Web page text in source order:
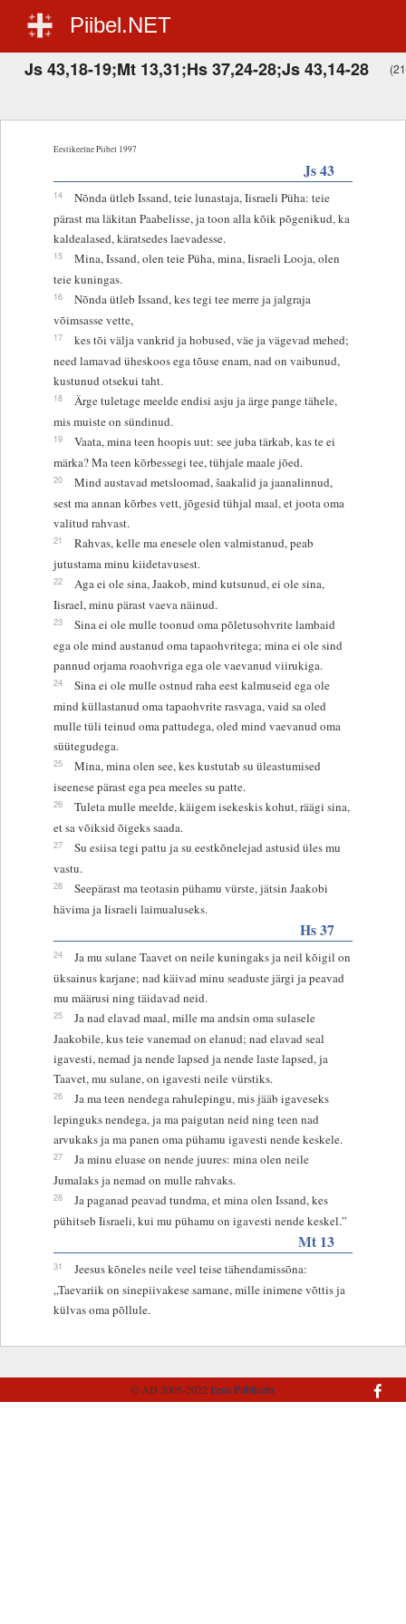
Piibel.NET
Js 43,18-19;Mt 13,31;Hs 37,24-28;Js 43,14-28
Eestikeelne Piibel 1997
Js 43
14
Nõnda ütleb Issand, teie lunastaja, Iisraeli Püha: teie
pärast ma läkitan Paabelisse, ja toon alla kõik põgenikud, ka
kaldealased, käratsedes laevadesse.
15
Mina, Issand, olen teie Püha, mina, Iisraeli Looja, olen
teie kuningas.
16
Nõnda ütleb Issand, kes tegi tee merre ja jalgraja
võimsasse vette,
17
kes tõi välja vankrid ja hobused, väe ja vägevad mehed;
need lamavad üheskoos ega tõuse enam, nad on vaibunud,
kustunud otsekui taht.
18
Ärge tuletage meelde endisi asju ja ärge pange tähele,
mis muiste on sündinud.
19
Vaata, mina teen hoopis uut: see juba tärkab, kas te ei
märka? Ma teen kõrbessegi tee, tühjale maale jõed.
20
Mind austavad metsloomad, šaakalid ja jaanalinnud,
sest ma annan kõrbes vett, jõgesid tühjal maal, et joota oma
valitud rahvast.
21
Rahvas, kelle ma enesele olen valmistanud, peab
jutustama minu kiidetavusest.
22
Aga ei ole sina, Jaakob, mind kutsunud, ei ole sina,
Iisrael, minu pärast vaeva näinud.
23
Sina ei ole mulle toonud oma põletusohvrite lambaid
ega ole mind austanud oma tapaohvritega; mina ei ole sind
pannud orjama roaohvriga ega ole vaevanud viirukiga.
24
Sina ei ole mulle ostnud raha eest kalmuseid ega ole
mind küllastanud oma tapaohvrite rasvaga, vaid sa oled
mulle tüli teinud oma pattudega, oled mind vaevanud oma
süütegudega.
25
Mina, mina olen see, kes kustutab su üleastumised
iseenese pärast ega pea meeles su patte.
26
Tuleta mulle meelde, käigem isekeskis kohut, räägi sina,
et sa võiksid õigeks saada.
27
Su esiisa tegi pattu ja su eestkõnelejad astusid üles mu
vastu.
28
Seepärast ma teotasin pühamu vürste, jätsin Jaakobi
hävima ja Iisraeli laimualuseks.
Hs 37
24
Ja mu sulane Taavet on neile kuningaks ja neil kõigil on
üksainus karjane; nad käivad minu seaduste järgi ja peavad
mu määrusi ning täidavad neid.
25
Ja nad elavad maal, mille ma andsin oma sulasele
Jaakobile, kus teie vanemad on elanud; nad elavad seal
igavesti, nemad ja nende lapsed ja nende laste lapsed, ja
Taavet, mu sulane, on igavesti neile vürstiks.
26
Ja ma teen nendega rahulepingu, mis jääb igaveseks
lepinguks nendega, ja ma paigutan neid ning teen nad
arvukaks ja ma panen oma pühamu igavesti nende keskele.
27
Ja minu eluase on nende juures: mina olen neile
Jumalaks ja nemad on mulle rahvaks.
28
Ja paganad peavad tundma, et mina olen Issand, kes
pühitseb Iisraeli, kui mu pühamu on igavesti nende keskel.”
Mt 13
31
Jeesus kõneles neile veel teise tähendamissõna:
„Taevariik on sinepiivakese sarnane, mille inimene võttis ja
külvas oma põllule.
© AD 2005-2022Eesti Piibliselts